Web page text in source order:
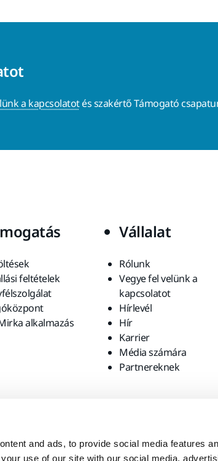
and ads, to provide social media features
use of our site with our social media,
a kapcsolatotés szakértő Támogató
feltételek
alkalmazás
Vállalat
Rólunk
Vegye fel velünk a
kapcsolatot
Hírlevél
Hír
Karrier
Média számára
Partnereknek